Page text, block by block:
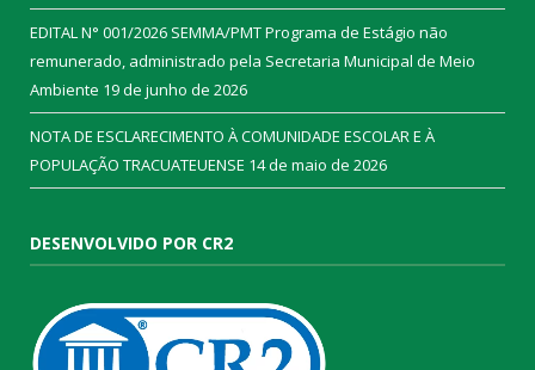
EDITAL N° 001/2026 SEMMA/PMT Programa de Estágio não
remunerado, administrado pela Secretaria Municipal de Meio
Ambiente 19 de junho de 2026
NOTA DE ESCLARECIMENTO À COMUNIDADE ESCOLAR E À
POPULAÇÃO TRACUATEUENSE 14 de maio de 2026
DESENVOLVIDO POR CR2